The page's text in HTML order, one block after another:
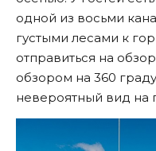
одной из восьми
густыми лесами к
отправиться на
обзором на 360
невероятный вид